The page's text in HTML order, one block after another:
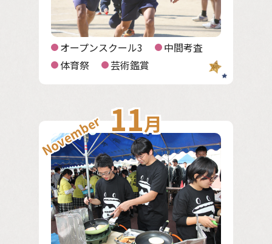
オープンスクール3
中間考査
体育祭
芸術鑑賞
11月
November